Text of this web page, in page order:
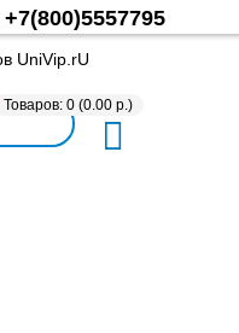
+7(800)5557795
Товаров: 0 (0.00 р.)